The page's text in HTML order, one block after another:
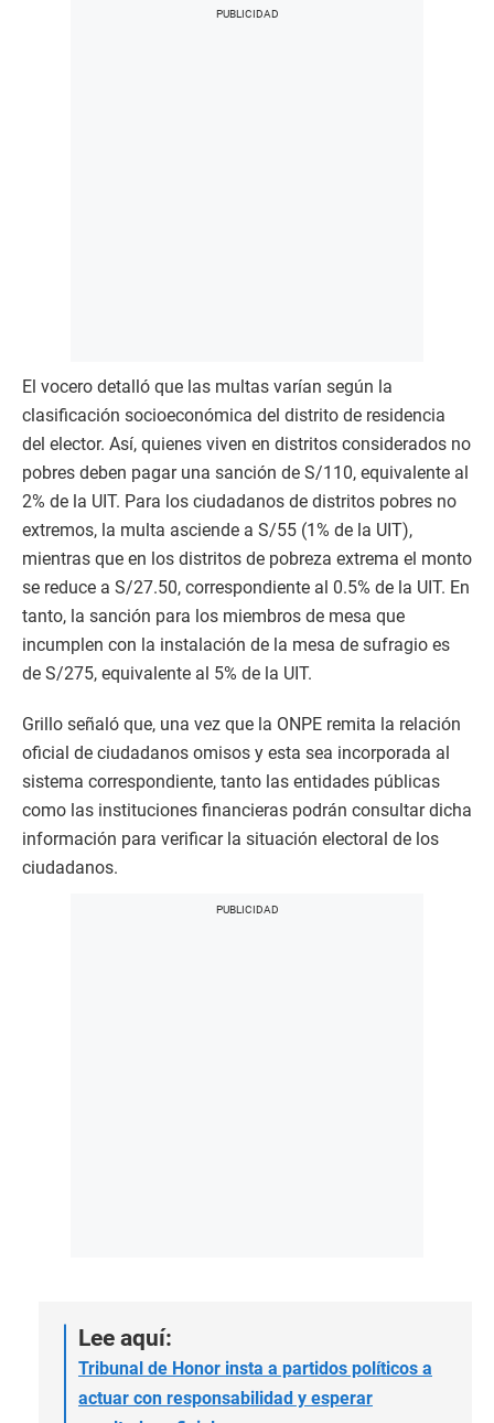
El vocero detalló que las multas varían según la
clasificación socioeconómica del distrito de residencia
del elector. Así, quienes viven en distritos considerados no
pobres deben pagar una sanción de S/110, equivalente al
2% de la UIT. Para los ciudadanos de distritos pobres no
extremos, la multa asciende a S/55 (1% de la UIT),
mientras que en los distritos de pobreza extrema el monto
se reduce a S/27.50, correspondiente al 0.5% de la UIT. En
tanto, la sanción para los miembros de mesa que
incumplen con la instalación de la mesa de sufragio es
de S/275, equivalente al 5% de la UIT.
Grillo señaló que, una vez que la ONPE remita la relación
oficial de ciudadanos omisos y esta sea incorporada al
sistema correspondiente, tanto las entidades públicas
como las instituciones financieras podrán consultar dicha
información para verificar la situación electoral de los
ciudadanos.
Lee aquí:
Tribunal de Honor insta a partidos políticos a
actuar con responsabilidad y esperar